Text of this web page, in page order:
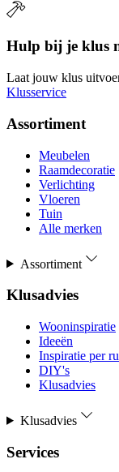
Hulp bij je klus
Laat jouw klus
Klusservice
Assortiment
Meubelen
Raamdecoratie
Verlichting
Vloeren
Tuin
Alle merken
Assortiment
Klusadvies
Wooninspiratie
Ideeën
Inspiratie per
DIY's
Klusadvies
Klusadvies
Services